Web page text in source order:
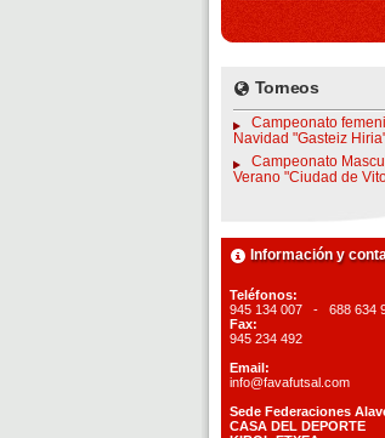
Torneos
Campeonato
Navidad "Gasteiz
Campeonato
Verano "Ciudad de
Información y
Teléfonos:
945 134 007 - 688 634
Fax:
945 234 492
Email:
info@favafutsal.com
Sede Federaciones
CASA DEL DEPORTE